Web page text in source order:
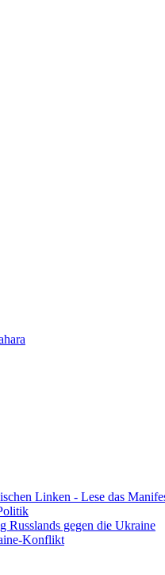
Linken - Lese das
Russlands gegen die Ukraine
Konflikt